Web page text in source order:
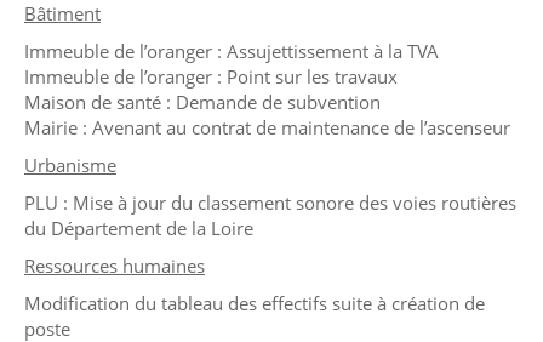
Bâtiment
Immeuble de l’oranger : Assujettissement à la TVA
Immeuble de l’oranger : Point sur les travaux
Maison de santé : Demande de subvention
Mairie : Avenant au contrat de maintenance de l’ascenseur
Urbanisme
PLU : Mise à jour du classement sonore des voies routières
du Département de la Loire
Ressources humaines
Modification du tableau des effectifs suite à création de
poste